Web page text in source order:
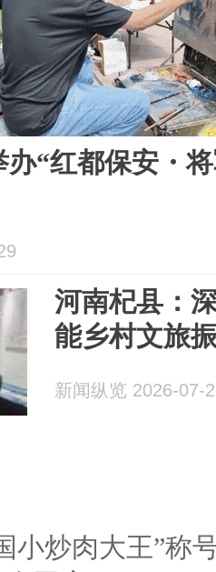
“红都保安・
河南杞县：
能乡村文旅
新闻纵览 2026-07-
小炒肉大王”称